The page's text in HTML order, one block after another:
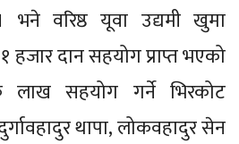
वरिष्ठ यूवा उद्यमी खुमा
हजार दान सहयोग प्राप्त भएको
सहयोग गर्ने भिरकोट
थापा, लोकवहादुर सेन